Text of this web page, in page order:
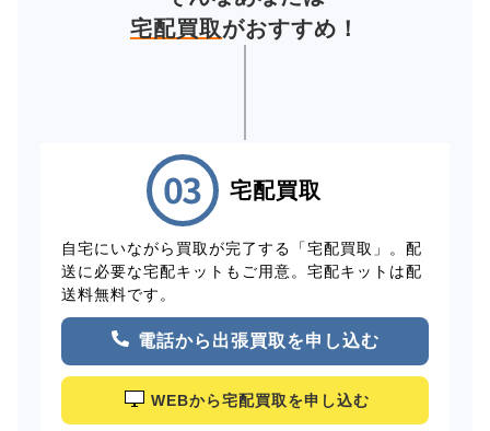
宅配買取がおすすめ！
宅配買取
自宅にいながら買取が完了する「宅配買取」。配
送に必要な宅配キットもご用意。宅配キットは配
送料無料です。
電話から出張買取を申し込む
WEBから宅配買取を申し込む